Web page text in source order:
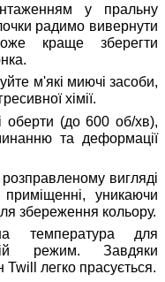
у пральну
радимо вивернути
краще зберегти
м'які миючі засоби,
хімії.
оберти (до 600 об/хв),
та деформації
вигляді
уникаючи
збереження кольору.
температура для
режим. Завдяки
легко прасується.